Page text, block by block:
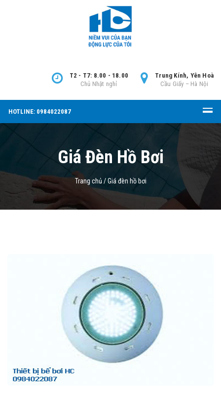
Trung Kính, Yên Hoà
Cầu Giấy – Hà Nội
T2 - T7: 8.00 - 18.00
Chủ Nhật nghỉ
HOTLINE: 0984022087
Giá Đèn Hồ Bơi
Trang chủ /Giá đèn hồ bơi